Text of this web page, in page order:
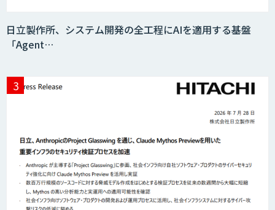
日立製作所、システム開発の全工程にAIを適用する基盤
「Agent…